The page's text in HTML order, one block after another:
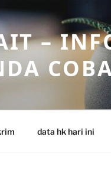
–
data hk hari ini